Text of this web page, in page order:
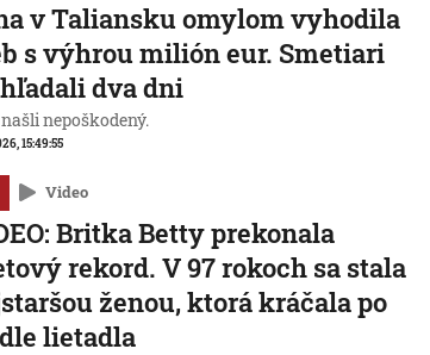
v Taliansku omylom vyhodila
s výhrou milión eur. Smetiari
dva dni
nepoškodený.
15:49:55
Video
Britka Betty prekonala
rekord. V 97 rokoch sa stala
ženou, ktorá kráčala po
lietadla